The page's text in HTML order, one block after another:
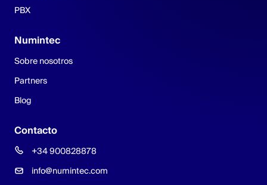
PBX
Numintec
Sobre nosotros
Partners
Blog
Contacto
+34 900828878
info@numintec.com